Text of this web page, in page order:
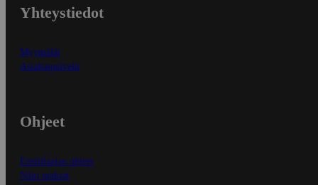
Yhteystiedot
Myymälät
Asiakaspalvelu
Ohjeet
Ensitilaajan ohjeet
Näin maksat